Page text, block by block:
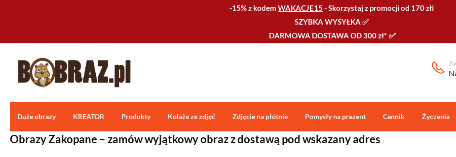
-15% z kodem WAKACJE15 -Skorzystaj z promocji od 170 złℹ️
SZYBKA WYSYŁKA ✅
DARMOWA DOSTAWA OD 300 zł* ✅
Duże obrazy KREATOR Produkty Kolaże ze zdjęć Zdjęcie na płótnie Pomysły na prezent Cennik Życzenia
Obrazy Zakopane – zamów wyjątkowy obraz z dostawą pod wskazany adres